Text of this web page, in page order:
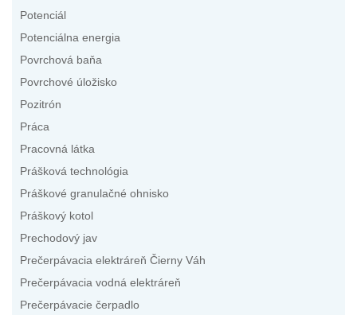
Potenciál
Potenciálna energia
Povrchová baňa
Povrchové úložisko
Pozitrón
Práca
Pracovná látka
Prášková technológia
Práškové granulačné ohnisko
Práškový kotol
Prechodový jav
Prečerpávacia elektráreň Čierny Váh
Prečerpávacia vodná elektráreň
Prečerpávacie čerpadlo